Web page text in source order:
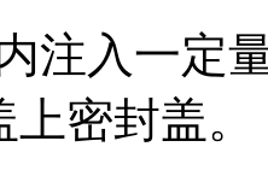
注入一定
密封盖。